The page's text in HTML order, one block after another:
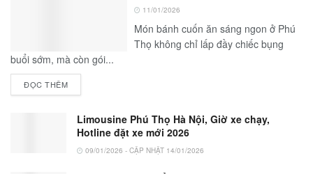
11/01/2026
Món bánh cuốn ăn sáng ngon ở Phú
Thọ không chỉ lấp đầy chiếc bụng
buổi sớm, mà còn gói...
ĐỌC THÊM
Limousine Phú Thọ Hà Nội, Giờ xe chạy,
Hotline đặt xe mới 2026
09/01/2026 - CẬP NHẬT 14/01/2026